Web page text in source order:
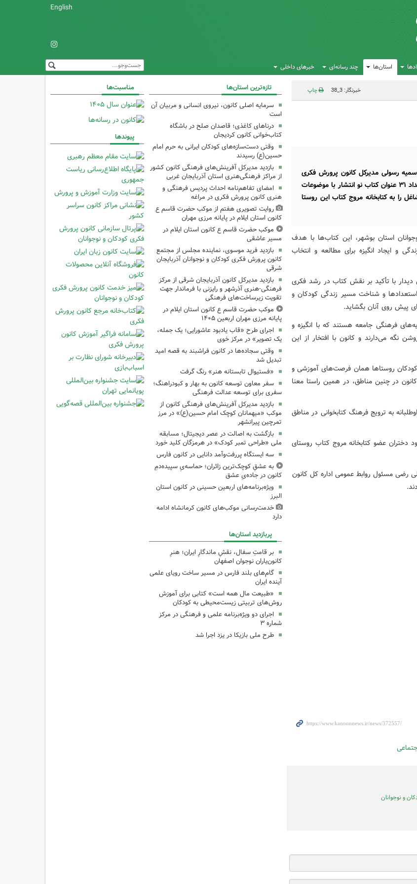
English
استان‌ها چند رسانه‌ای خبرهای داخلی
خبرنگار: 3_38 چاپ
رسولی مدیرکل کانون پرورش فکری
کودکان و نوجوانان استان بوشهر با حضور در روستای عیسوند، تعداد ۳۱ عنوان کتاب نو انتشار با موضوعات
را به کتابخانه مروج کتاب این روستا
استان بوشهر، این کتاب‌ها با هدف
و ایجاد انگیزه برای مطالعه و انتخاب
دیدار با تأکید بر نقش کتاب در رشد فکری
و شناخت مسیر زندگی کودکان و
پیش روی آنان بگشاید.
فرهنگی جامعه هستند که با انگیزه و
نگه می‌دارند و کانون با افتخار از این
روستاها همان فرصت‌های آموزشی و
در چنین مناطق، در همین راستا معنا
به ترویج فرهنگ کتابخوانی در مناطق
دختران عضو کتابخانه مروج کتاب روستای
رضی مسئول روابط عمومی اداره کل کانون
و نوجوانان
تازه‌ترین استان‌ها
سرمایه اصلی کانون، نیروی انسانی و مربیان آن
است
درناهای کاغذی؛ قاصدان صلح در باشگاه
کتاب‌خوانی کانون کردیجان
وقتی دست‌سازه‌های کودکان ایرانی به حرم امام
حسین(ع) رسیدند
بازدید مدیرکل آفرینش‌های فرهنگی کانون کشور
از مراکز فرهنگی‌هنری استان آذربایجان غربی
امضای تفاهم‌نامه احداث پردیس فرهنگی و
هنری کانون پرورش فکری در مراغه
روایت تصویری هفتم از موکب حضرت قاسم ع
کانون استان ایلام در پایانه مرزی مهران
موکب حضرت قاسم ع کانون استان ایلام در
مسیر عاشقی
بازدید فرید موسوی، نماینده مجلس از مجتمع
کانون پرورش فکری کودکان و نوجوانان آذربایجان
شرقی
بازدید مدیرکل کانون آذربایجان شرقی از مرکز
فرهنگی‌-هنری آذرشهر و رایزنی با فرماندار جهت
تقویت زیرساخت‌های فرهنگی
موکب حضرت قاسم ع کانون استان ایلام در
پایانه مرزی مهران اربعین ۱۴۰۵
اجرای طرح «قاب یادبود عاشورایی؛ یک جمله،
یک تصویر» در مرکز خوی
وقتی سجاده‌ها در کانون فراشبند به قصه امید
تبدیل شد
«فستیوال تابستانه هنر» رنگ گرفت
سفر معاون توسعه کانون به بهار و کبودراهنگ؛
سفری برای توسعه عدالت فرهنگی
بازدید مدیرکل آفرینش‌های فرهنگی کانون از
موکب «میهمانان کوچک امام حسین(ع)» در مرز
تمرچین پیرانشهر
بازگشت به اصالت در عصر دیجیتال؛ مسابقه
ملی «طراحی تمبر کودک» در هرمزگان کلید خورد
سه ایستگاه پررفت‌وآمد دانایی در کانون فارس
به عشقِ کوچک‌ترین زائران؛ حماسه‌یِ سپیده‌دمِ
کانون در جاده‌یِ عشق
ویژه‌برنامه‌های اربعین حسینی در کانون استان
البرز
خدمت‌رسانی موکب‌های کانون کرمانشاه ادامه
دارد
پربازدید استان‌ها
بر قامتِ سفال، نقشِ ماندگارِ ایران؛ هنرِ
کانون‌یاران نوجوان اصفهان
گام‌های بلند فارس در مسیر ساخت رویای علمی
آینده ایران
«طبیعت مال همه است» کتابی برای آموزش
روش‌های تربیتی زیست‌محیطی به کودکان
اجرای دو ویژه‌برنامه علمی و فرهنگی در مرکز
شماره ۳
طرح ملی بازیکا در یزد اجرا شد
مناسبت‌ها
پیوندها